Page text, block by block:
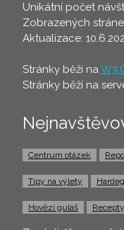
Unikátní počet
Zobrazených
Aktualizace:
Stránky běží na
Stránky běží na
Centrum otázek
Tipy na výlety
Hovězí guláš Recepty